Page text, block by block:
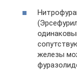
железы